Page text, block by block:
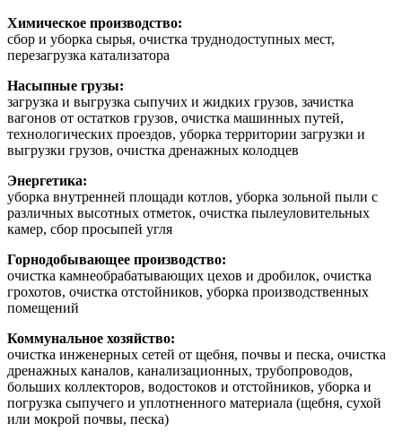
Химическое производство:
сбор и уборка сырья, очистка труднодоступных мест,
перезагрузка катализатора
Насыпные грузы:
загрузка и выгрузка сыпучих и жидких грузов, зачистка
вагонов от остатков грузов, очистка машинных путей,
технологических проездов, уборка территории загрузки и
выгрузки грузов, очистка дренажных колодцев
Энергетика:
уборка внутренней площади котлов, уборка зольной пыли с
различных высотных отметок, очистка пылеуловительных
камер, сбор просыпей угля
Горнодобывающее производство:
очистка камнеобрабатывающих цехов и дробилок, очистка
грохотов, очистка отстойников, уборка производственных
помещений
Коммунальное хозяйство:
очистка инженерных сетей от щебня, почвы и песка, очистка
дренажных каналов, канализационных, трубопроводов,
больших коллекторов, водостоков и отстойников, уборка и
погрузка сыпучего и уплотненного материала (щебня, сухой
или мокрой почвы, песка)